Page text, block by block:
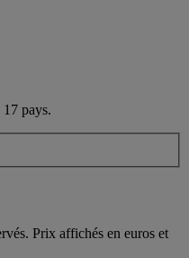
pays.
Prix affichés en euros et